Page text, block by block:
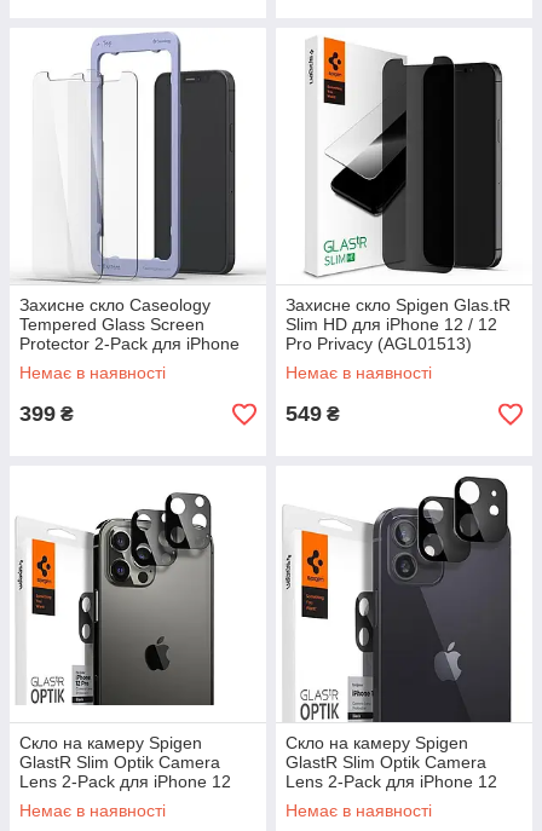
Захисне скло Caseology
Tempered Glass Screen
Protector 2-Pack для iPhone
12/12 Pro Clear (AGL01808)
Немає в наявності
399 ₴
Захисне скло Spigen Glas.tR
Slim HD для iPhone 12 / 12
Pro Privacy (AGL01513)
Немає в наявності
549 ₴
Скло на камеру Spigen
GlastR Slim Optik Camera
Lens 2-Pack для iPhone 12
Pro Black (AGL01807)
Немає в наявності
Скло на камеру Spigen
GlastR Slim Optik Camera
Lens 2-Pack для iPhone 12
Black (AGL02304)
Немає в наявності